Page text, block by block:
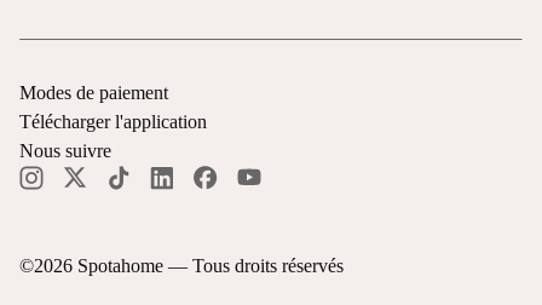
©2026 Spotahome — Tous droits réservés
Modes de paiement
Télécharger l'application
Nous suivre